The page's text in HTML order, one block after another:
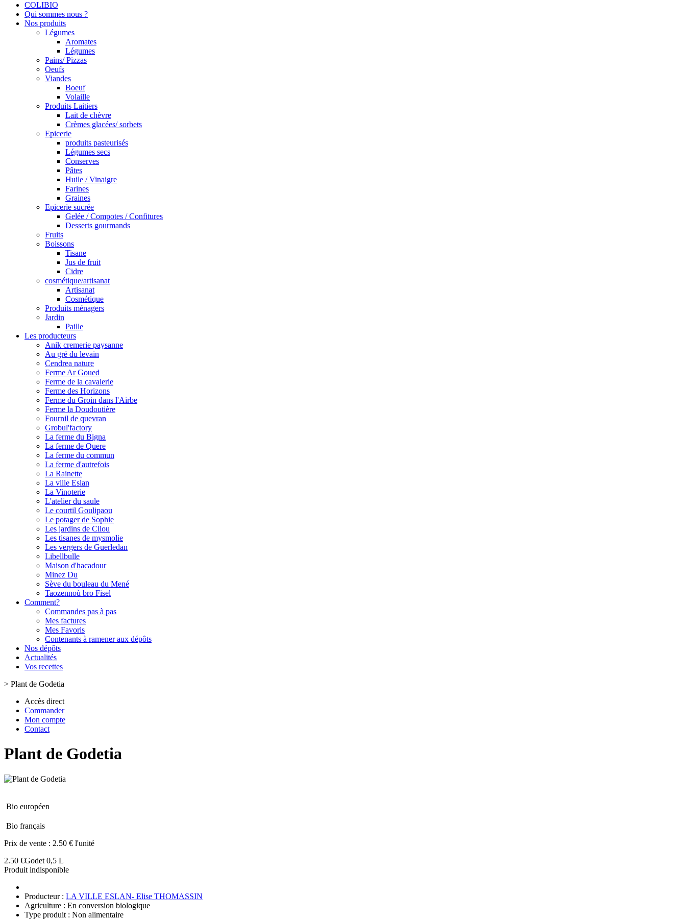
COLIBIO
Qui sommes nous ?
Nos produits
Légumes
Aromates
Légumes
Pains/ Pizzas
Oeufs
Viandes
Boeuf
Volaille
Produits Laitiers
Lait de chèvre
Crèmes glacées/ sorbets
Epicerie
produits pasteurisés
Légumes secs
Conserves
Pâtes
Huile / Vinaigre
Farines
Graines
Epicerie sucrée
Gelée / Compotes / Confitures
Desserts gourmands
Fruits
Boissons
Tisane
Jus de fruit
Cidre
cosmétique/artisanat
Artisanat
Cosmétique
Produits ménagers
Jardin
Paille
Les producteurs
Anik cremerie paysanne
Au gré du levain
Cendrea nature
Ferme Ar Goued
Ferme de la cavalerie
Ferme des Horizons
Ferme du Groin dans l'Airbe
Ferme la Doudoutière
Fournil de quevran
Grobul'factory
La ferme du Bigna
La ferme de Quere
La ferme du commun
La ferme d'autrefois
La Rainette
La ville Eslan
La Vinoterie
L'atelier du saule
Le courtil Goulipaou
Le potager de Sophie
Les jardins de Cilou
Les tisanes de mysmolie
Les vergers de Guerledan
Libellbulle
Maison d'hacadour
Minez Du
Sève du bouleau du Mené
Taozennoù bro Fisel
Comment?
Commandes pas à pas
Mes factures
Mes Favoris
Contenants à ramener aux dépôts
Nos dépôts
Actualités
Vos recettes
> Plant de Godetia
Accès direct
Commander
Mon compte
Contact
Plant de Godetia
Bio européen
Bio français
Prix de vente : 2.50 € l'unité
2.50 €Godet 0,5 L
Produit indisponible
Producteur : LA VILLE ESLAN- Elise THOMASSIN
Agriculture : En conversion biologique
Type produit : Non alimentaire